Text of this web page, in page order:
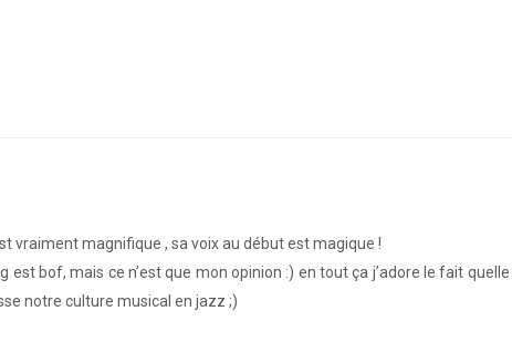
vraiment magnifique , sa voix au début est magique !
est bof, mais ce n’est que mon opinion :) en tout ça j’adore le fait
notre culture musical en jazz ;)